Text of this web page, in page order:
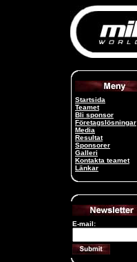
Startsida
Teamet
Bli sponsor
Företagslösningar
Media
Resultat
Sponsorer
Galleri
Kontakta teamet
Länkar
E-mail: